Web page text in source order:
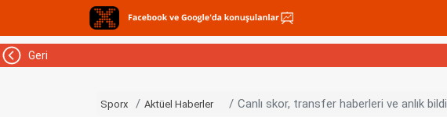
Geri
Sporx Aktüel Haberler Canlı skor, transfer haberleri ve anlık